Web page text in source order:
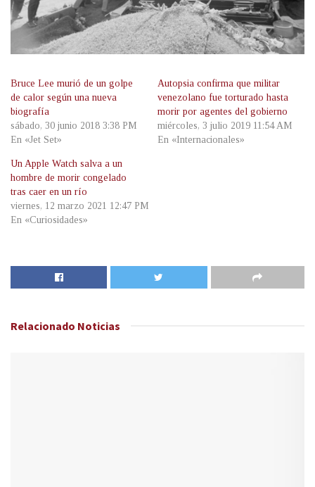
Bruce Lee murió de un golpe
de calor según una nueva
biografía
sábado, 30 junio 2018 3:38 PM
En «Jet Set»
Autopsia confirma que militar
venezolano fue torturado hasta
morir por agentes del gobierno
miércoles, 3 julio 2019 11:54 AM
En «Internacionales»
Un Apple Watch salva a un
hombre de morir congelado
tras caer en un río
viernes, 12 marzo 2021 12:47 PM
En «Curiosidades»
Relacionado Noticias